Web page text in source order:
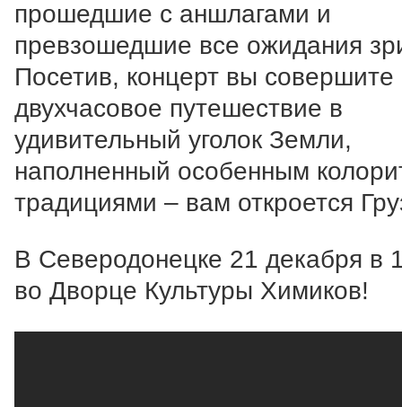
прошедшие с аншлагами и
превзошедшие все ожидания
Посетив, концерт вы совершите
двухчасовое путешествие в
удивительный уголок Земли,
наполненный особенным
традициями – вам откроется
В Северодонецке 21 декабря в
во Дворце Культуры Химиков!